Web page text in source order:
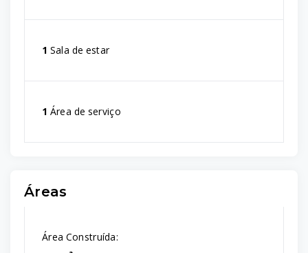
1 Sala de estar
1 Área de serviço
Áreas
Área Construída: